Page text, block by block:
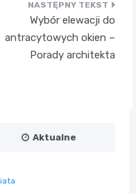
Wybór elewacji do
antracytowych okien –
Porady architekta
Aktualne